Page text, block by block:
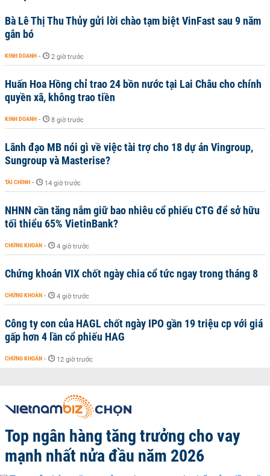
Bà Lê Thị Thu Thủy gửi lời chào tạm biệt VinFast sau 9 năm
gắn bó
KINH DOANH - 2 giờ trước
Huấn Hoa Hồng chỉ trao 24 bồn nước tại Lai Châu cho chính
quyền xã, không trao tiền
KINH DOANH - 8 giờ trước
Lãnh đạo MB nói gì về việc tài trợ cho 18 dự án Vingroup,
Sungroup và Masterise?
TÀI CHÍNH - 14 giờ trước
NHNN cần tăng nắm giữ bao nhiêu cổ phiếu CTG để sở hữu
tối thiểu 65% VietinBank?
CHỨNG KHOÁN - 4 giờ trước
Chứng khoán VIX chốt ngày chia cổ tức ngay trong tháng 8
CHỨNG KHOÁN - 4 giờ trước
Công ty con của HAGL chốt ngày IPO gần 19 triệu cp với giá
gấp hơn 4 lần cổ phiếu HAG
CHỨNG KHOÁN - 12 giờ trước
Top ngân hàng tăng trưởng cho vay
mạnh nhất nửa đầu năm 2026